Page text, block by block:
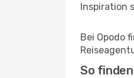
Inspiration
Bei Opodo
So